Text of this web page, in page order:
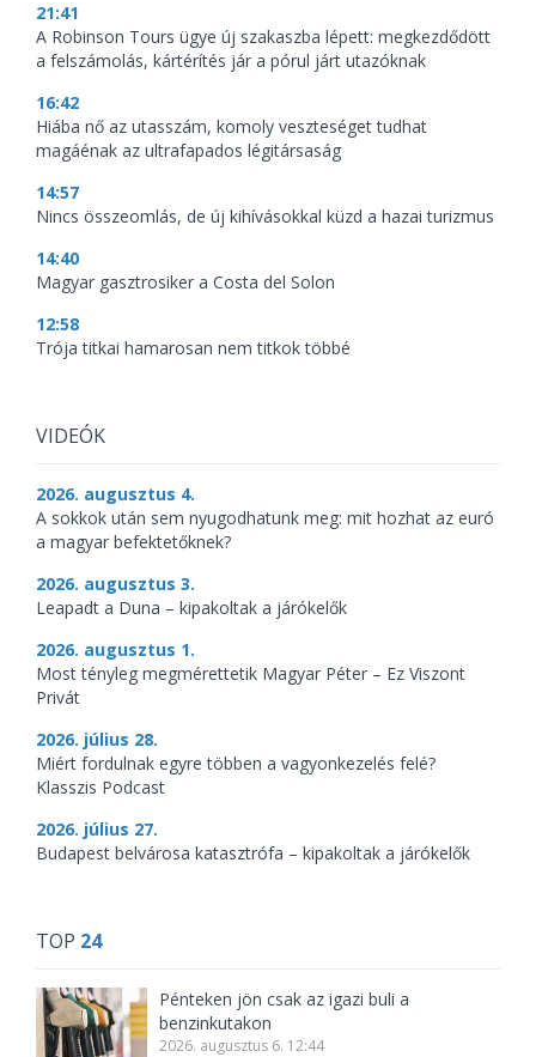
21:41
A Robinson Tours ügye új szakaszba lépett: megkezdődött
a felszámolás, kártérítés jár a pórul járt utazóknak
16:42
Hiába nő az utasszám, komoly veszteséget tudhat
magáénak az ultrafapados légitársaság
14:57
Nincs összeomlás, de új kihívásokkal küzd a hazai turizmus
14:40
Magyar gasztrosiker a Costa del Solon
12:58
Trója titkai hamarosan nem titkok többé
VIDEÓK
2026. augusztus 4.
A sokkok után sem nyugodhatunk meg: mit hozhat az euró
a magyar befektetőknek?
2026. augusztus 3.
Leapadt a Duna – kipakoltak a járókelők
2026. augusztus 1.
Most tényleg megmérettetik Magyar Péter – Ez Viszont
Privát
2026. július 28.
Miért fordulnak egyre többen a vagyonkezelés felé?
Klasszis Podcast
2026. július 27.
Budapest belvárosa katasztrófa – kipakoltak a járókelők
TOP 24
Pénteken jön csak az igazi buli a
benzinkutakon
2026. augusztus 6. 12:44